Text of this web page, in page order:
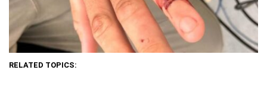
RELATED TOPICS: